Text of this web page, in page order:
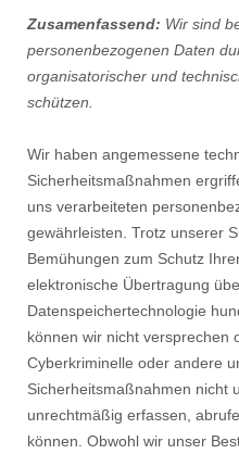
Zusamenfassend: Wir sind
personenbezogenen Daten
organisatorischer und
schützen.
Wir haben angemessene
Sicherheitsmaßnahmen
uns verarbeiteten
gewährleisten. Trotz unserer
Bemühungen zum Schutz
elektronische Übertragung
Datenspeichertechnologie
können wir nicht versprechen
Cyberkriminelle oder andere
Sicherheitsmaßnahmen nicht
unrechtmäßig erfassen,
können. Obwohl wir unser